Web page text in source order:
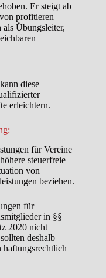
Er steigt ab
profitieren
als Übungsleiter,
diese
erleichtern.
für Vereine
steuerfreie
von
beziehen.
für
in §§
2020 nicht
deshalb
haftungsrechtlich